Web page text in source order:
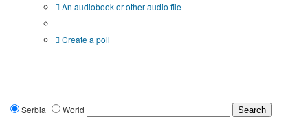
An audiobook or other audio file
Create a poll
Serbia World